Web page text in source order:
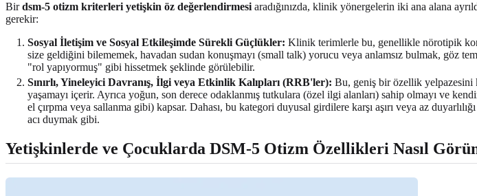
Birdsm-5 otizm kriterleri yetişkin öz değerlendirmesi aradığınızda, klinik yönergelerin iki ana alana
gerekir:
Sosyal İletişim ve Sosyal Etkileşimde Sürekli Güçlükler: Klinik terimlerle bu, genellikle nörotipik
size geldiğini bilememek, havadan sudan konuşmayı (small talk) yorucu veya anlamsız bulmak, göz
"rol yapıyormuş" gibi hissetmek şeklinde görülebilir.
Sınırlı, Yineleyici Davranış, İlgi veya Etkinlik Kalıpları (RRB'ler): Bu, geniş bir özellik yelpazesini
yaşamayı içerir. Ayrıca yoğun, son derece odaklanmış tutkulara (özel ilgi alanları) sahip olmayı ve
el çırpma veya sallanma gibi) kapsar. Dahası, bu kategori duyusal girdilere karşı aşırı veya az
acı duymak gibi.
Yetişkinlerde ve Çocuklarda DSM-5 Otizm Özellikleri Nasıl